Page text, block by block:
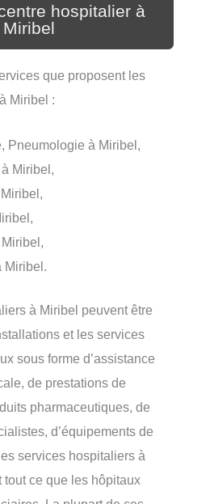
hospitalier à
Miribel
que proposent les
Miribel :
Pneumologie à Miribel,
Miribel,
Miribel.
à Miribel peuvent être
et les services
sous forme d’assistance
de prestations de
pharmaceutiques, de
d’équipements de
services hospitaliers à
tout ce que les hôpitaux